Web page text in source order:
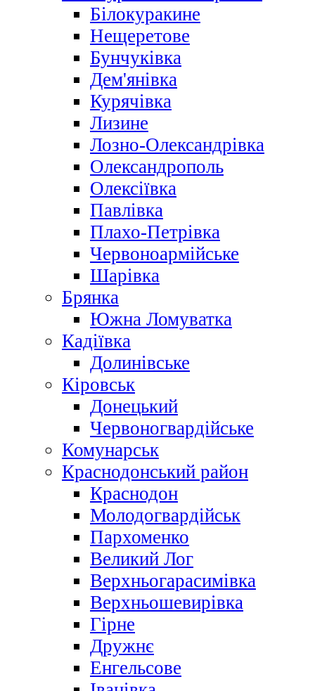
Білокуракине
Нещеретове
Бунчуківка
Дем'янівка
Курячівка
Лизине
Лозно-Олександрівка
Олександрополь
Олексіївка
Павлівка
Плахо-Петрівка
Червоноармійське
Шарівка
Брянка
Южна Ломуватка
Кадіївка
Долинівське
Кіровськ
Донецький
Червоногвардійське
Комунарськ
Краснодонський район
Краснодон
Молодогвардійськ
Пархоменко
Великий Лог
Верхньогарасимівка
Верхньошевирівка
Гірне
Дружнє
Енгельсове